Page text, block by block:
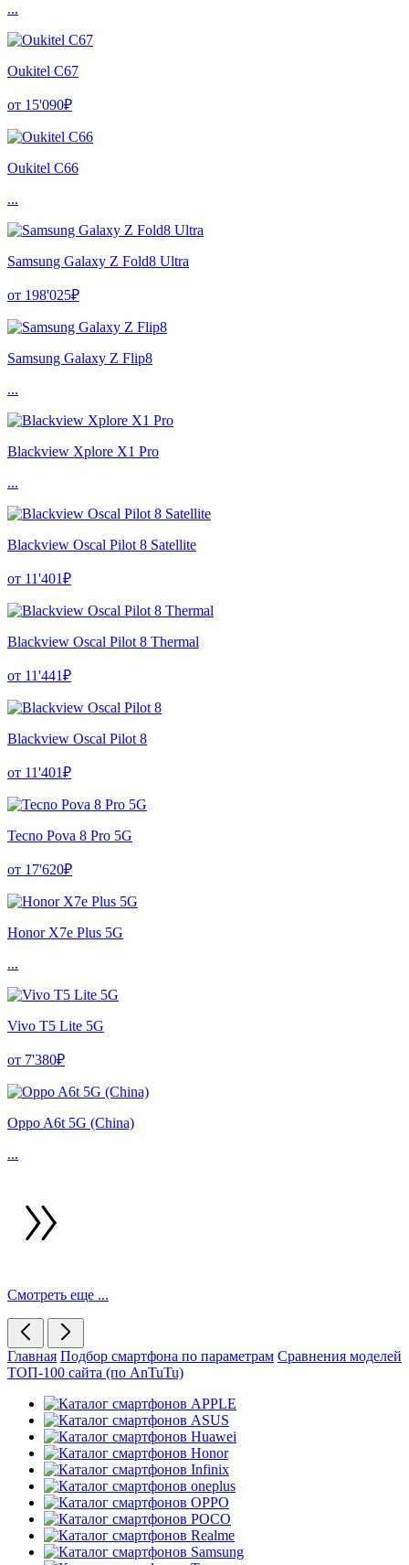
...
Oukitel C67
от 15'090₽
Oukitel C66
...
Samsung Galaxy Z Fold8 Ultra
от 198'025₽
Samsung Galaxy Z Flip8
...
Blackview Xplore X1 Pro
...
Blackview Oscal Pilot 8 Satellite
от 11'401₽
Blackview Oscal Pilot 8 Thermal
от 11'441₽
Blackview Oscal Pilot 8
от 11'401₽
Tecno Pova 8 Pro 5G
от 17'620₽
Honor X7e Plus 5G
...
Vivo T5 Lite 5G
от 7'380₽
Oppo A6t 5G (China)
...
Смотреть еще ...
Главная Подбор смартфона по параметрам Сравнения моделей
ТОП-100 сайта (по AnTuTu)